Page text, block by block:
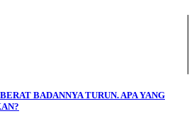
BADANNYA TURUN. APA YANG